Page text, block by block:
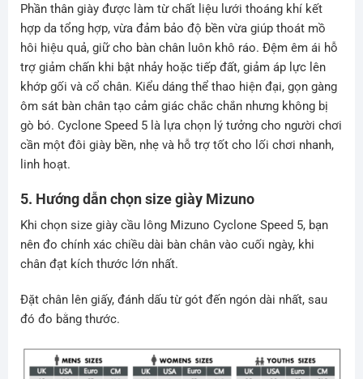
Phần thân giày được làm từ chất liệu lưới thoáng khí kết
hợp da tổng hợp, vừa đảm bảo độ bền vừa giúp thoát mồ
hôi hiệu quả, giữ cho bàn chân luôn khô ráo. Đệm êm ái hỗ
trợ giảm chấn khi bật nhảy hoặc tiếp đất, giảm áp lực lên
khớp gối và cổ chân. Kiểu dáng thể thao hiện đại, gọn gàng
ôm sát bàn chân tạo cảm giác chắc chắn nhưng không bị
gò bó. Cyclone Speed 5 là lựa chọn lý tưởng cho người chơi
cần một đôi giày bền, nhẹ và hỗ trợ tốt cho lối chơi nhanh,
linh hoạt.
5. Hướng dẫn chọn size giày Mizuno
Khi chọn size giày cầu lông Mizuno Cyclone Speed 5, bạn
nên đo chính xác chiều dài bàn chân vào cuối ngày, khi
chân đạt kích thước lớn nhất.
Đặt chân lên giấy, đánh dấu từ gót đến ngón dài nhất, sau
đó đo bằng thước.